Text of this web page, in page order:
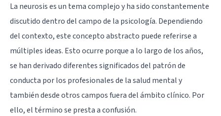
La neurosis es un tema complejo y ha sido constantemente
discutido dentro del campo de la psicología. Dependiendo
del contexto, este concepto abstracto puede referirse a
múltiples ideas. Esto ocurre porque a lo largo de los años,
se han derivado diferentes significados del patrón de
conducta por los profesionales de la salud mental y
también desde otros campos fuera del ámbito clínico. Por
ello, el término se presta a confusión.